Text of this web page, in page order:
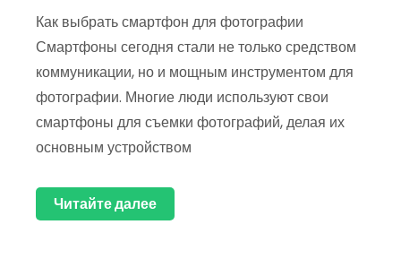
Как выбрать смартфон для фотографии
Смартфоны сегодня стали не только средством
коммуникации, но и мощным инструментом для
фотографии. Многие люди используют свои
смартфоны для съемки фотографий, делая их
основным устройством
Читайте далее